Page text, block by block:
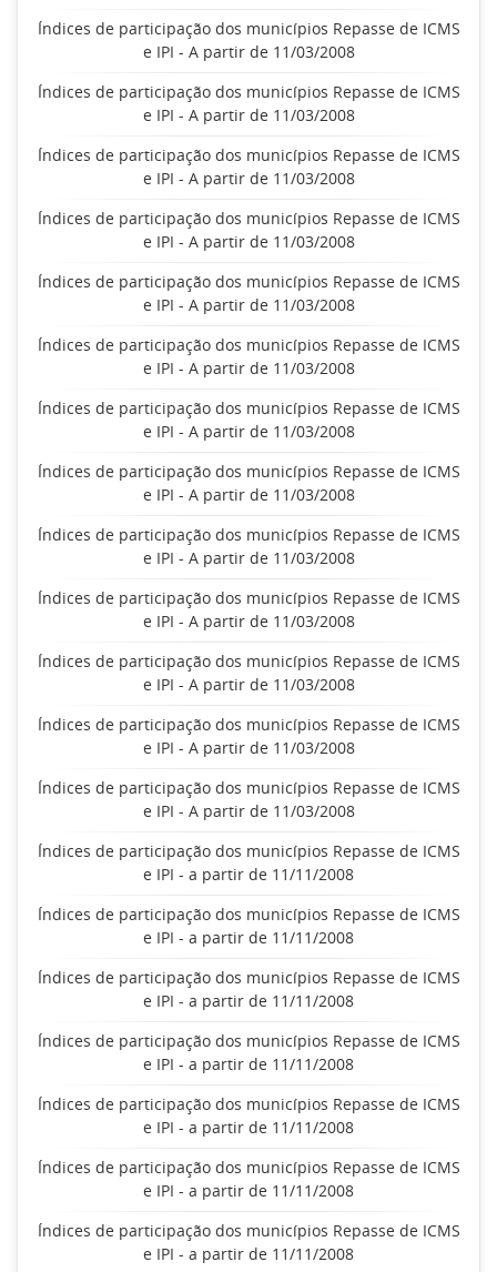
Índices de participação dos municípios Repasse de ICMS
e IPI - A partir de 11/03/2008
Índices de participação dos municípios Repasse de ICMS
e IPI - A partir de 11/03/2008
Índices de participação dos municípios Repasse de ICMS
e IPI - A partir de 11/03/2008
Índices de participação dos municípios Repasse de ICMS
e IPI - A partir de 11/03/2008
Índices de participação dos municípios Repasse de ICMS
e IPI - A partir de 11/03/2008
Índices de participação dos municípios Repasse de ICMS
e IPI - A partir de 11/03/2008
Índices de participação dos municípios Repasse de ICMS
e IPI - A partir de 11/03/2008
Índices de participação dos municípios Repasse de ICMS
e IPI - A partir de 11/03/2008
Índices de participação dos municípios Repasse de ICMS
e IPI - A partir de 11/03/2008
Índices de participação dos municípios Repasse de ICMS
e IPI - A partir de 11/03/2008
Índices de participação dos municípios Repasse de ICMS
e IPI - A partir de 11/03/2008
Índices de participação dos municípios Repasse de ICMS
e IPI - A partir de 11/03/2008
Índices de participação dos municípios Repasse de ICMS
e IPI - A partir de 11/03/2008
Índices de participação dos municípios Repasse de ICMS
e IPI - a partir de 11/11/2008
Índices de participação dos municípios Repasse de ICMS
e IPI - a partir de 11/11/2008
Índices de participação dos municípios Repasse de ICMS
e IPI - a partir de 11/11/2008
Índices de participação dos municípios Repasse de ICMS
e IPI - a partir de 11/11/2008
Índices de participação dos municípios Repasse de ICMS
e IPI - a partir de 11/11/2008
Índices de participação dos municípios Repasse de ICMS
e IPI - a partir de 11/11/2008
Índices de participação dos municípios Repasse de ICMS
e IPI - a partir de 11/11/2008